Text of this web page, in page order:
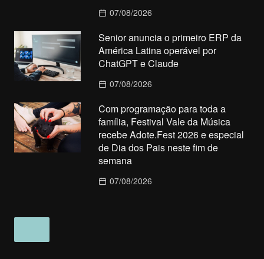
07/08/2026
Senior anuncia o primeiro ERP da
América Latina operável por
ChatGPT e Claude
07/08/2026
Com programação para toda a
família, Festival Vale da Música
recebe Adote.Fest 2026 e especial
de Dia dos Pais neste fim de
semana
07/08/2026